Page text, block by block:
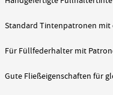
Standard Tintenpatronen mit
Für Füllfederhalter mit
Gute Fließeigenschaften für